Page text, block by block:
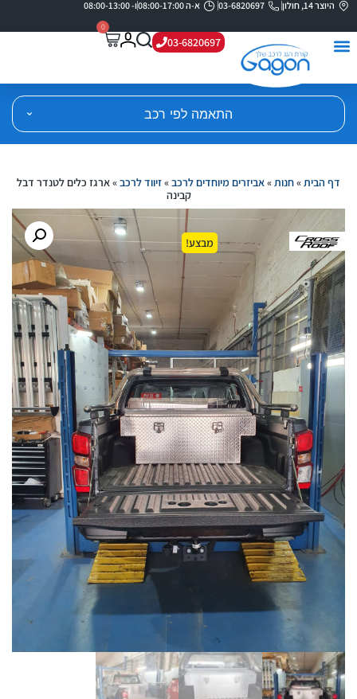
היוצר 14, חולון 03-6820697 א-ה 08:00-17:00 ו- 08:00-13:00
03-6820697
0
התאמה לפי רכב
דף הבית»חנות»אביזרים מיוחדים לרכב»זיווד לרכב»ארגז כלים לטנדר דבל
קבינה
מבצע!